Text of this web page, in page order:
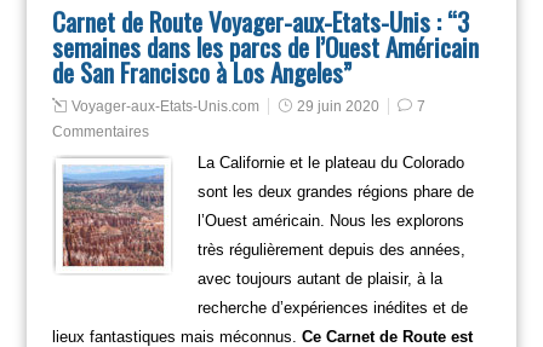
Carnet de Route Voyager-aux-Etats-Unis : “3
semaines dans les parcs de l’Ouest Américain
de San Francisco à Los Angeles”
Voyager-aux-Etats-Unis.com 29 juin 2020
7
Commentaires
La Californie et le plateau du Colorado
sont les deux grandes régions phare de
l’Ouest américain. Nous les explorons
très régulièrement depuis des années,
avec toujours autant de plaisir, à la
recherche d’expériences inédites et de
lieux fantastiques mais méconnus. Ce Carnet de Route est